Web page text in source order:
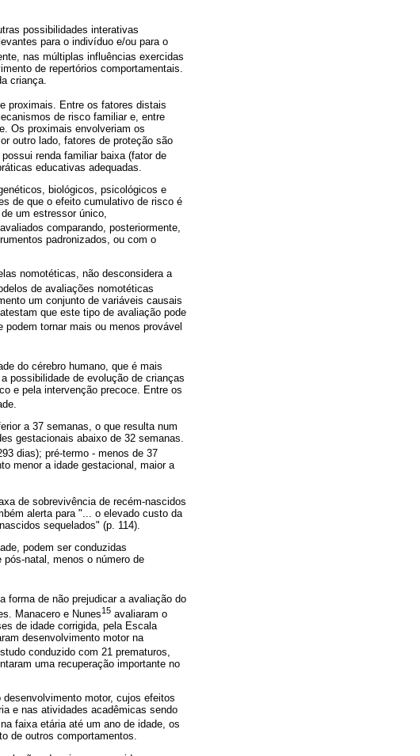
possibilidades interativas
para o indivíduo e/ou para o
nas múltiplas influências exercidas
de repertórios comportamentais.
criança.
proximais. Entre os fatores distais
de risco familiar e, entre
Os proximais envolveriam os
outro lado, fatores de proteção são
possui renda familiar baixa (fator de
educativas adequadas.
biológicos, psicológicos e
de que o efeito cumulativo de risco é
um estressor único,
comparando, posteriormente,
padronizados, ou com o
nomotéticas, não desconsidera a
de avaliações nomotéticas
um conjunto de variáveis causais
que este tipo de avaliação pode
tornar mais ou menos provável
do cérebro humano, que é mais
possibilidade de evolução de crianças
e pela intervenção precoce. Entre os
a 37 semanas, o que resulta num
gestacionais abaixo de 32 semanas.
dias); pré-termo - menos de 37
menor a idade gestacional, maior a
de sobrevivência de recém-nascidos
alerta para "... o elevado custo da
sequelados" (p. 114).
podem ser conduzidas
pós-natal, menos o número de
forma de não prejudicar a avaliação do
Manacero e Nunes15 avaliaram o
de idade corrigida, pela Escala
desenvolvimento motor na
conduzido com 21 prematuros,
uma recuperação importante no
motor, cujos efeitos
e nas atividades acadêmicas sendo
faixa etária até um ano de idade, os
de outros comportamentos.